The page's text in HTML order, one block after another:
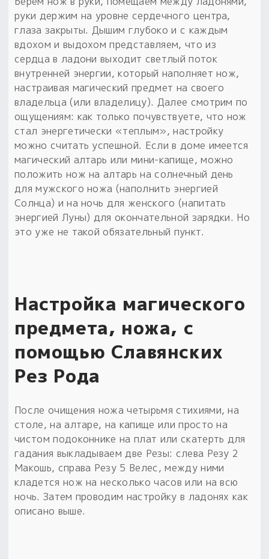
руки держим на уровне сердечного центра,
глаза закрыты. Дышим глубоко и с каждым
вдохом и выдохом представляем, что из
сердца в ладони выходит светлый поток
внутренней энергии, который наполняет нож,
настраивая магический предмет на своего
владельца (или владелицу). Далее смотрим по
ощущениям: как только почувствуете, что нож
стал энергетически «теплым», настройку
можно считать успешной. Если в доме имеется
магический алтарь или мини-капище, можно
положить нож на алтарь на солнечный день
для мужского ножа (наполнить энергией
Солнца) и на ночь для женского (напитать
энергией Луны) для окончательной зарядки. Но
это уже не такой обязательный пункт.
Настройка магического
предмета, ножа, с
помощью Славянских
Рез Рода
После очищения ножа четырьмя стихиями, на
столе, на алтаре, на капище или просто на
чистом подоконнике на плат или скатерть для
гадания выкладываем две Резы: слева Резу 2
Макошь, справа Резу 5 Велес, между ними
кладется нож на несколько часов или на всю
ночь. Затем проводим настройку в ладонях как
описано выше.